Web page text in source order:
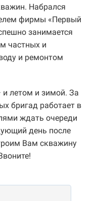
Набрался
фирмы «Первый
занимается
частных и
и ремонтом
летом и зимой. За
бригад работает в
ждать очереди
день после
Вам скважину